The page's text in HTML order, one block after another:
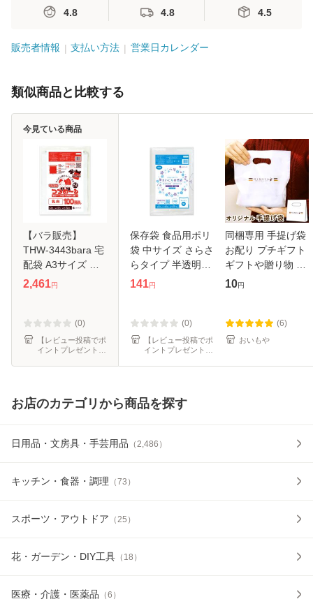
4.8 4.8 4.5
販売者情報 支払い方法 営業日カレンダー
類似商品と比較する
【バラ販売】
THW-3443bara 宅
配袋 A3サイズ ヨ
コ340xタテ430(マ
白 100枚
2,461円
(0)
【レビュー投稿でポ
イントプレゼント】
今見ている商品
保存袋 食品用ポリ
袋 中サイズ さらさ
らタイプ 半透明
25x35cm
ビニール袋 食品用
調理用 小分け袋 野
141円
(0)
【レビュー投稿でポ
イントプレゼント】
同梱専用 手提げ袋
お配り プチギフト
ギフトや贈り物 お
いもや
10円
(6)
おいもや
お店のカテゴリから商品を探す
日用品・文房具・手芸用品 （2,486 ）
キッチン・食器・調理 （73 ）
スポーツ・アウトドア （25 ）
花・ガーデン・DIY工具 （ 18 ）
医療・介護・医薬品 （6 ）